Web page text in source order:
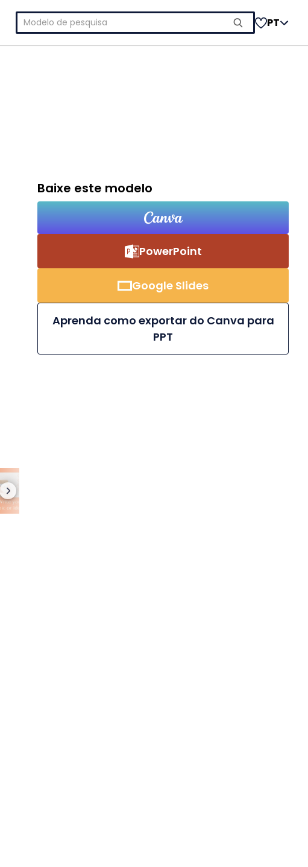
Pesquisar
por:
PT
Baixe este modelo
PowerPoint
Google Slides
Aprenda como exportar do Canva para
PPT